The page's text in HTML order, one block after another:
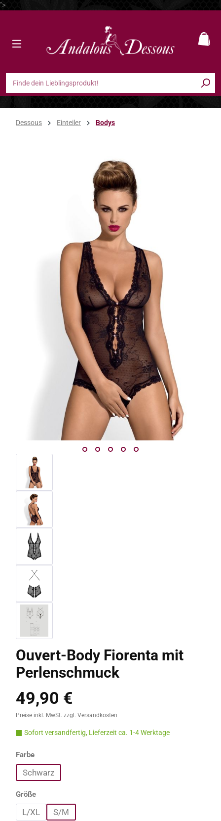
">
Dessous Einteiler Bodys
Ouvert-Body Fiorenta mit
Perlenschmuck
Regulärer Preis:
49,90 €
Preise inkl. MwSt. zzgl. Versandkosten
Sofort versandfertig, Lieferzeit ca. 1-4 Werktage
Farbeauswählen
Schwarz
Größeauswählen
L/XL S/M